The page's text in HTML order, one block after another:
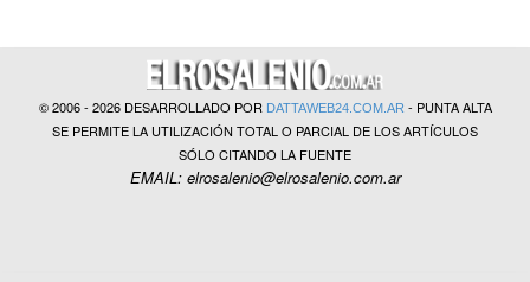
© 2006 - 2026 DESARROLLADO POR DATTAWEB24.COM.AR - PUNTA ALTA
SE PERMITE LA UTILIZACIÓN TOTAL O PARCIAL DE LOS ARTÍCULOS
SÓLO CITANDO LA FUENTE
EMAIL: elrosalenio@elrosalenio.com.ar